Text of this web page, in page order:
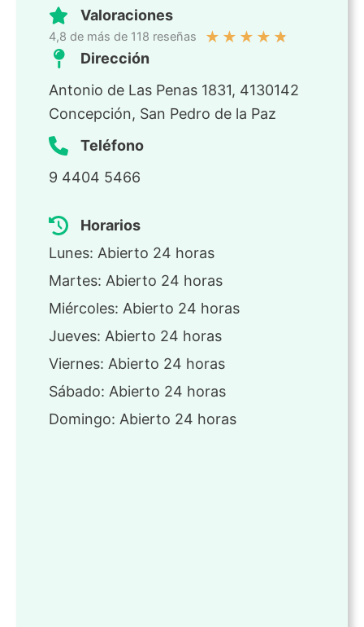
Valoraciones
4,8 de más de 118 reseñas ★ ★ ★ ★ ★
Dirección
Antonio de Las Penas 1831, 4130142
Concepción, San Pedro de la Paz
Teléfono
9 4404 5466
Horarios
Lunes: Abierto 24 horas
Martes: Abierto 24 horas
Miércoles: Abierto 24 horas
Jueves: Abierto 24 horas
Viernes: Abierto 24 horas
Sábado: Abierto 24 horas
Domingo: Abierto 24 horas